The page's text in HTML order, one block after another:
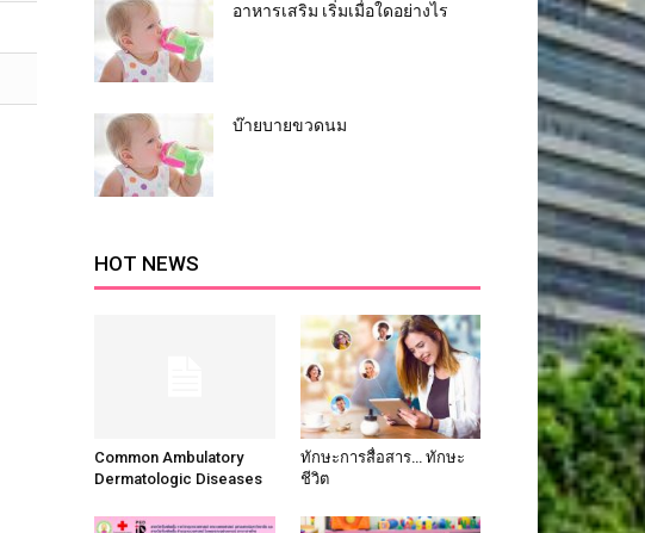
อาหารเสริม เริ่มเมื่อใดอย่างไร
บ๊ายบายขวดนม
HOT NEWS
Common Ambulatory
Dermatologic Diseases
ทักษะการสื่อสาร… ทักษะ
ชีวิต